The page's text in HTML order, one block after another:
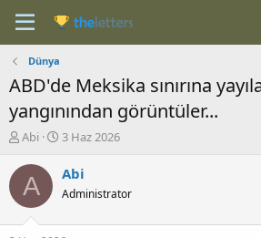
Dünya
ABD'de Meksika sınırına
yangınından görüntüler...
K
n
b
u
u
Abi
B
ş
a
g
3 Haz 2026
A Abi
Administrator